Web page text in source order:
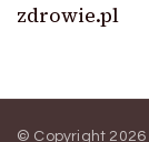
zdrowie.pl
© Copyright 2026